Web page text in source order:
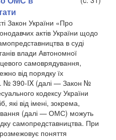
Закон України «Про
актів України щодо
в суді
влади Автономної
самоврядування,
від порядку їх
№ 390-IX (далі — Закон №
кодексу України
які від імені, зокрема,
(далі — ОМС) можуть
самопредставництва. При
поняття